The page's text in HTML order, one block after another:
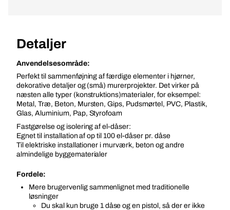
Detaljer
Anvendelsesområde:
Perfekt til sammenføjning af færdige elementer i hjørner,
dekorative detaljer og (små) murerprojekter. Det virker på
næsten alle typer (konstruktions)materialer, for eksempel:
Metal, Træ, Beton, Mursten, Gips, Pudsmørtel, PVC, Plastik,
Glas, Aluminium, Pap, Styrofoam
Fastgørelse og isolering af el-dåser:
Egnet til installation af op til 100 el-dåser pr. dåse
Til elektriske installationer i murværk, beton og andre
almindelige byggematerialer
Fordele:
Mere brugervenlig sammenlignet med traditionelle
løsninger
Du skal kun bruge 1 dåse og en pistol, så der er ikke